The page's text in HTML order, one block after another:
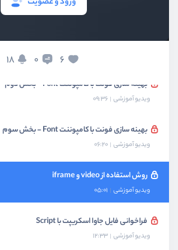
6
0
18
بهینه سازی فونت با کامپوننت Font
بهینه سازی فونت با کامپوننت Font - بخش دوم
ویدیو آموزشی 09:36
بهینه سازی فونت با کامپوننت Font - بخش سوم
ویدیو آموزشی 06:20
روش استفاده از video و iframe
ویدیو آموزشی 05:01
فراخوانی فایل جاوا اسکریپت با Script
ویدیو آموزشی 12:33